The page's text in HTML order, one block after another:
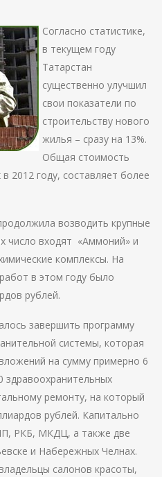
Согласно статистике,
в текущем году
Татарстан
существенно улучшил
свои показатели по
строительству нового
жилья – сразу на 13%.
Общая стоимость
2012 году, составляет более
возводить крупные
число входят «Аммоний» и
комплексы. На
в этом году было
рублей.
завершить программу
системы, которая
на сумму примерно 6
здравоохранительных
ремонту, на который
рублей. Капитально
РКБ, МКДЦ, а также две
и Набережных Челнах.
салонов красоты,